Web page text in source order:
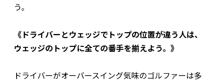
う。
《ドライバーとウェッジでトップの位置が違う人は、
ウェッジのトップに全ての番手を揃えよう。》
ドライバーがオーバースイング気味のゴルファーは多